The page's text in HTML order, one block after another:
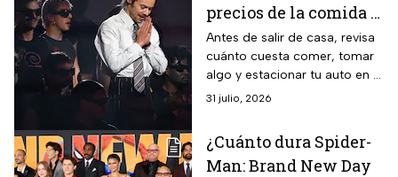
precios de la comida y
bebidas en el Estadio
GNP Seguros
Antes de salir de casa, revisa
cuánto cuesta comer, tomar
algo y estacionar tu auto en el
Estadio GNP Seguros para
31 julio, 2026
¿Cuánto dura Spider-
Man: Brand New Day